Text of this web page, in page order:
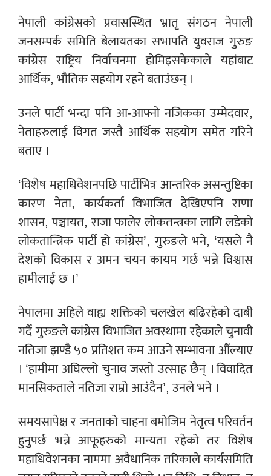
नेपाली कांग्रेसको प्रवासस्थित भ्रातृ संगठन नेपाली
जनसम्पर्क समिति बेलायतका सभापति युवराज गुरुङ
कांग्रेस राष्ट्रिय निर्वाचनमा होमिइसकेकाले यहांबाट
आर्थिक, भौतिक सहयोग रहने बताउंछन् ।
उनले पार्टी भन्दा पनि आ-आफ्नो नजिकका उम्मेदवार,
नेताहरुलाई विगत जस्तै आर्थिक सहयोग समेत गरिने
बताए ।
‘विशेष महाधिवेशनपछि पार्टीभित्र आन्तरिक असन्तुष्टिका
कारण नेता, कार्यकर्ता विभाजित देखिएपनि राणा
शासन, पञ्चायत, राजा फालेर लोकतन्त्रका लागि लडेको
लोकतान्त्रिक पार्टी हो कांग्रेस’, गुरुङले भने, ‘यसले नै
देशको विकास र अमन चयन कायम गर्छ भन्ने विश्वास
हामीलाई छ ।’
नेपालमा अहिले वाह्य शक्तिको चलखेल बढिरहेको दाबी
गर्दै गुरुङले कांग्रेस विभाजित अवस्थामा रहेकाले चुनावी
नतिजा झण्डै ५० प्रतिशत कम आउने सम्भावना औंल्याए
। ‘हामीमा अघिल्लो चुनाव जस्तो उत्साह छैन् । विवादित
मानसिकताले नतिजा राम्रो आउंदैन’, उनले भने ।
समयसापेक्ष र जनताको चाहना बमोजिम नेतृत्व परिवर्तन
हुनुपर्छ भन्ने आफूहरुको मान्यता रहेको तर विशेष
महाधिवेशनका नाममा अवैधानिक तरिकाले कार्यसमिति